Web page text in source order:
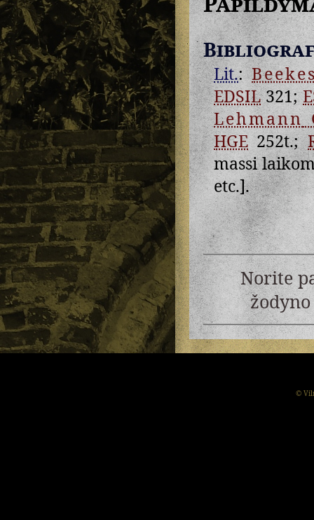
Lit.:
EDSIL321;
Lehmann
HGE252t.;
massi
etc.].
Norite
©